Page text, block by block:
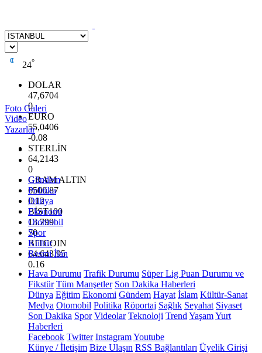
24°
DOLAR
47,6704
0
EURO
55,0406
-0.08
STERLİN
64,2143
0
GRAM ALTIN
6500.87
0.12
BİST100
13.799
70
BITCOIN
64.643,95
0.16
Foto Galeri
Video
Yazarlar
Gündem
Politika
Dünya
Ekonomi
Otomobil
Spor
Kültür
Resmi İlan
Hava Durumu Trafik Durumu Süper Lig Puan Durumu ve
Fikstür Tüm Manşetler Son Dakika Haberleri
Dünya Eğitim Ekonomi Gündem Hayat İslam Kültür-Sanat
Medya Otomobil Politika Röportaj Sağlık Seyahat Siyaset
Son Dakika Spor Videolar Teknoloji Trend YaşamYurt
Haberleri
Facebook Twitter InstagramYoutube
Künye / İletişim Bize Ulaşın RSS Bağlantıları Üyelik Girişi